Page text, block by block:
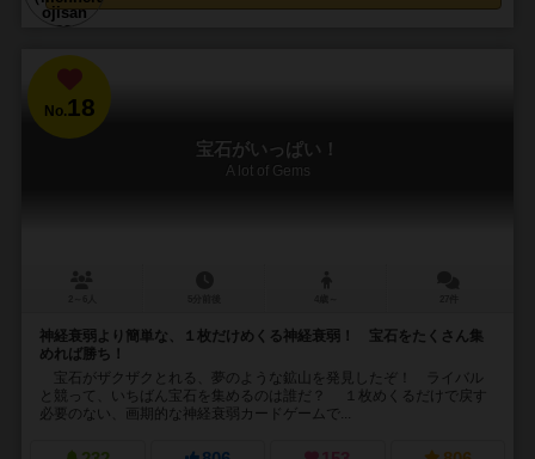
No.18
宝石がいっぱい！
A lot of Gems
神経衰弱より簡単な、１枚だけめくる神経衰弱！ 宝石をたくさん集
めれば勝ち！
宝石がザクザクとれる、夢のような鉱山を発見したぞ！ ライバル
と競って、いちばん宝石を集めるのは誰だ？ １枚めくるだけで戻す
必要のない、画期的な神経衰弱カードゲームで...